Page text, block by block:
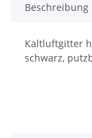
Beschreibung
Kaltluftgitter
schwarz,